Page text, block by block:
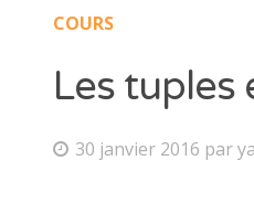
COURS
Les tuples
30 janvier 2016 par